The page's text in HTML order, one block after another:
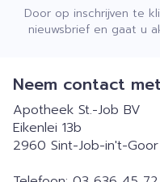
Door op inschrijven te
nieuwsbrief en gaat u
Neem contact
Apotheek St.-Job BV
Eikenlei 13b
2960 Sint-Job-in't-Goor